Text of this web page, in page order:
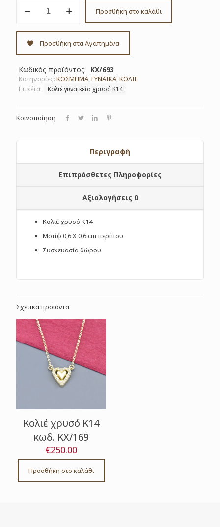
χρυσό
κωδ.
ΚΧ/693
ποσότητα
Προσθήκη στο καλάθι
Προσθήκη στα Αγαπημένα
Κωδικός προϊόντος: ΚΧ/693
Κατηγορίες: ΚΟΣΜΗΜΑ,ΓΥΝΑΙΚΑ,ΚΟΛΙΕ
Ετικέτα:
Κολιέ γυναικεία χρυσά Κ14
Κοινοποίηση
Περιγραφή
Επιπρόσθετες Πληροφορίες
Αξιολογήσεις 0
Κολιέ χρυσό Κ14
Μοτίφ 0,6 Χ 0,6 cm περίπου
Συσκευασία δώρου
Σχετικά προϊόντα
Κολιέ χρυσό Κ14
κωδ. ΚΧ/169
€250.00
Προσθήκη στο καλάθι